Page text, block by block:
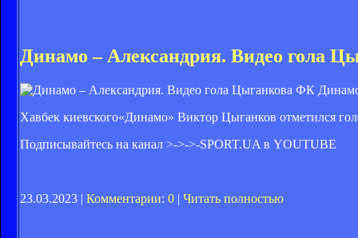
Динамо – Александрия. Видео гола
ФК
Хавбек киевского«Динамо» Виктор Цыганков отметился
Подписывайтесь на канал >->->-SPORT.UA в YOUTUBE
23.03.2023 | Комментарии: 0 | Читать полностью